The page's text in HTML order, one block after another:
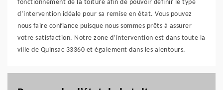
fonctionnement de la toiture afin de pouvoir définir le type
d’intervention idéale pour sa remise en état. Vous pouvez
nous faire confiance puisque nous sommes prêts à assurer
votre satisfaction. Notre zone d’intervention est dans toute la
ville de Quinsac 33360 et également dans les alentours.